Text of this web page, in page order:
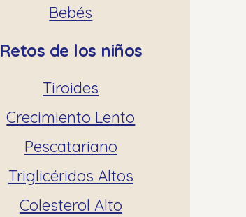
Bebés
Retos de los niños
Tiroides
Crecimiento Lento
Pescatariano
Triglicéridos Altos
Colesterol Alto